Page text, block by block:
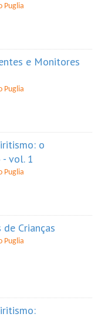
Puglia
e Monitores
Puglia
o
vol. 1
Puglia
Crianças
Puglia